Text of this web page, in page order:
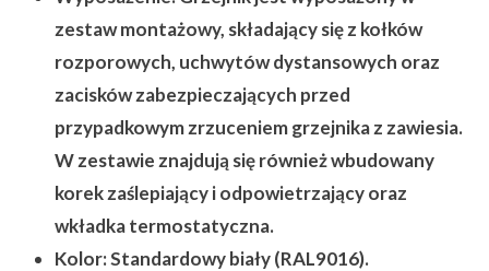
zestaw montażowy, składający się z kołków
rozporowych, uchwytów dystansowych oraz
zacisków zabezpieczających przed
przypadkowym zrzuceniem grzejnika z zawiesia.
W zestawie znajdują się również wbudowany
korek zaślepiający i odpowietrzający oraz
wkładka termostatyczna.
Kolor:Standardowy biały (RAL9016).